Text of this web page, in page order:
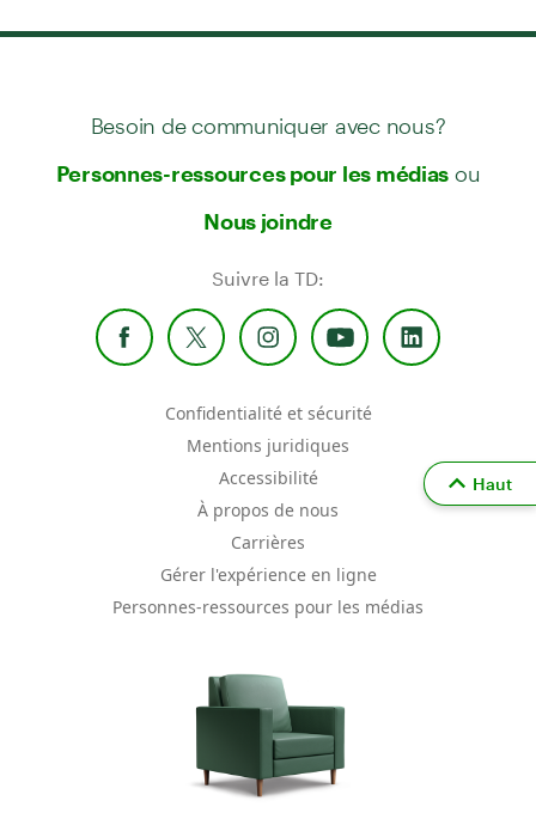
Besoin de communiquer avec nous?
Personnes-ressources pour les médias ou
Nous joindre
Suivre la TD:
Confidentialité et sécurité
Mentions juridiques
Accessibilité
À propos de nous
Carrières
Gérer l'expérience en ligne
Personnes-ressources pour les médias
Haut